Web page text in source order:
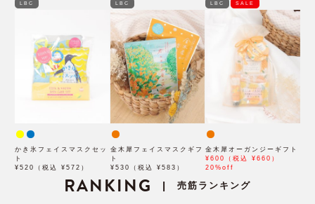
LBC
かき氷フェイスマスクセッ
ト
¥520（税込 ¥572）
LBC
金木犀フェイスマスクギフ
ト
¥530（税込 ¥583）
LBC SALE
金木犀オーガンジーギフト
¥600（税込 ¥660）
20%off
RANKING | 売筋ランキング